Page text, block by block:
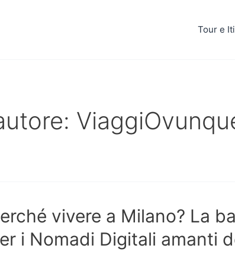
Tour e
vivere a Milano? La
i Nomadi Digitali amanti